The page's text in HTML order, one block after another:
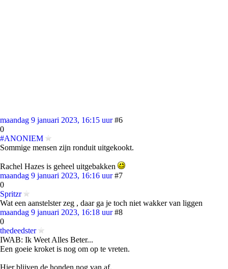
maandag 9 januari 2023, 16:15 uur #6
0
#ANONIEM
Sommige mensen zijn ronduit uitgekookt.
Rachel Hazes is geheel uitgebakken
maandag 9 januari 2023, 16:16 uur #7
0
Spritzr
Wat een aanstelster zeg , daar ga je toch niet wakker van liggen
maandag 9 januari 2023, 16:18 uur #8
0
thedeedster
IWAB: Ik Weet Alles Beter...
Een goeie kroket is nog om op te vreten.
Hier blijven de honden nog van af.